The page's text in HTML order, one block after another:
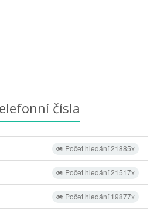
čísla
Počet hledání 21885x
Počet hledání 21517x
Počet hledání 19877x